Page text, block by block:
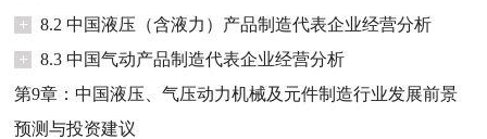
+
8.2 中国液压（含液力）产品制造代表企业经营分析
+
8.3 中国气动产品制造代表企业经营分析
第9章：中国液压、气压动力机械及元件制造行业发展前景
预测与投资建议